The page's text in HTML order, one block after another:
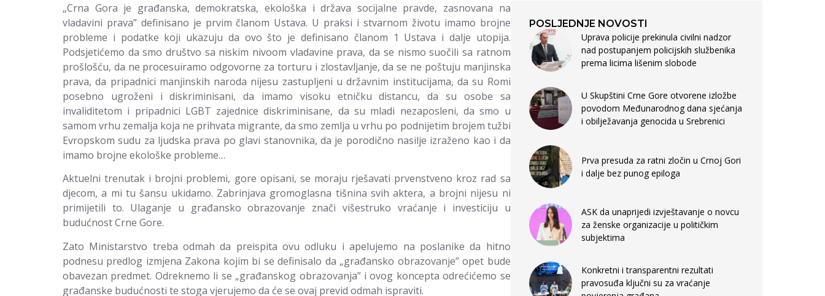
„Crna Gora je građanska, demokratska, ekološka i država socijalne pravde, zasnovana na
vladavini prava” definisano je prvim članom Ustava. U praksi i stvarnom životu imamo brojne
probleme i podatke koji ukazuju da ovo što je definisano članom 1 Ustava i dalje utopija.
Podsjetićemo da smo društvo sa niskim nivoom vladavine prava, da se nismo suočili sa ratnom
prošlošću, da ne procesuiramo odgovorne za torturu i zlostavljanje, da se ne poštuju manjinska
prava, da pripadnici manjinskih naroda nijesu zastupljeni u državnim institucijama, da su Romi
posebno ugroženi i diskriminisani, da imamo visoku etničku distancu, da su osobe sa
invaliditetom i pripadnici LGBT zajednice diskriminisane, da su mladi nezaposleni, da smo u
samom vrhu zemalja koja ne prihvata migrante, da smo zemlja u vrhu po podnijetim brojem tužbi
Evropskom sudu za ljudska prava po glavi stanovnika, da je porodično nasilje izraženo kao i da
imamo brojne ekološke probleme…
Aktuelni trenutak i brojni problemi, gore opisani, se moraju rješavati prvenstveno kroz rad sa
djecom, a mi tu šansu ukidamo. Zabrinjava gromoglasna tišnina svih aktera, a brojni nijesu ni
primijetili to. Ulaganje u građansko obrazovanje znači višestruko vraćanje i investiciju u
budućnost Crne Gore.
Zato Ministarstvo treba odmah da preispita ovu odluku i apelujemo na poslanike da hitno
podnesu predlog izmjena Zakona kojim bi se definisalo da „građansko obrazovanje” opet bude
obavezan predmet. Odreknemo li se „građanskog obrazovanja” i ovog koncepta odrećićemo se
građanske budućnosti te stoga vjerujemo da će se ovaj previd odmah ispraviti.
POSLJEDNJE NOVOSTI
Uprava policije prekinula civilni nadzor
nad postupanjem policijskih službenika
prema licima lišenim slobode
U Skupštini Crne Gore otvorene izložbe
povodom Međunarodnog dana sjećanja
i obilježavanja genocida u Srebrenici
Prva presuda za ratni zločin u Crnoj Gori
i dalje bez punog epiloga
ASK da unaprijedi izvještavanje o novcu
za ženske organizacije u političkim
subjektima
Konkretni i transparentni rezultati
pravosuđa ključni su za vraćanje